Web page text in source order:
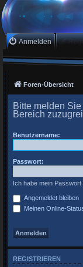
Anmelden
Foren-Übersicht
Bitte melden
Bereich
Benutzername:
Passwort:
Ich habe mein
Angemeldet bleiben
Meinen Online-
REGISTRIEREN